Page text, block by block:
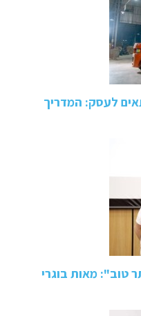
לעסק: המדריך
טוב": מאות בוגרי